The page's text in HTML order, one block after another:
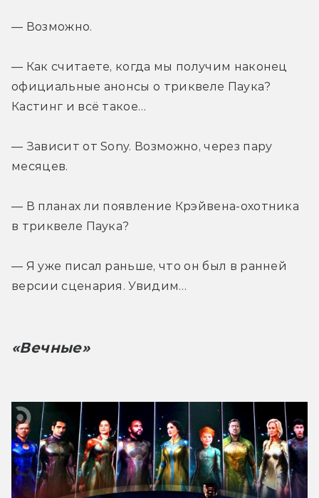
— Возможно.
— Как считаете, когда мы получим наконец
официальные анонсы о триквеле Паука?
Кастинг и всё такое…
— Зависит от Sony. Возможно, через пару
месяцев.
— В планах ли появление Крэйвена-охотника
в триквеле Паука?
— Я уже писал раньше, что он был в ранней
версии сценария. Увидим…
«Вечные»